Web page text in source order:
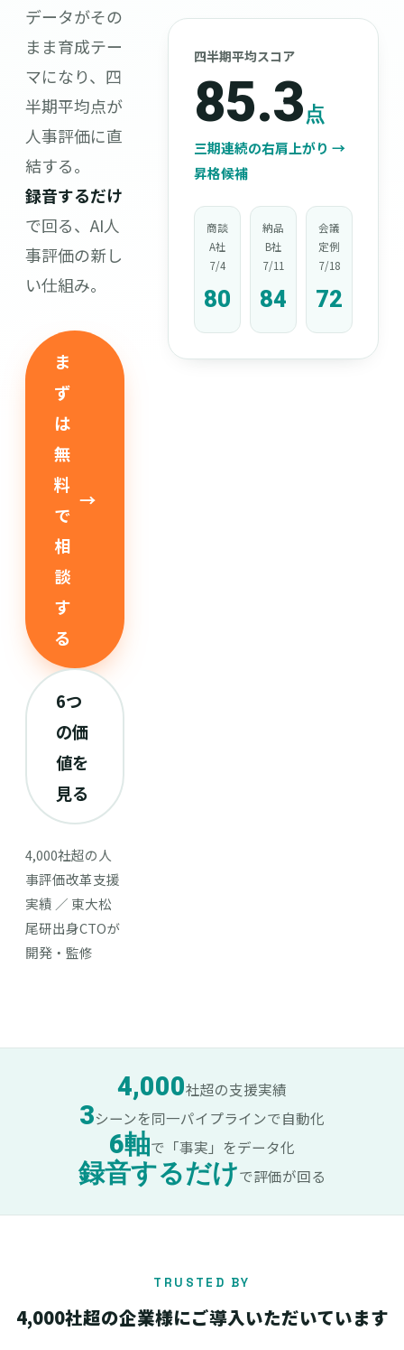
データがその
まま育成テー
マになり、四
半期平均点が
人事評価に直
結する。
録音するだけ
で回る、AI人
事評価の新し
い仕組み。
ま
ず
は
無
料
で
相
談
す
る
→
6つ
の価
値を
見る
4,000社超の人
事評価改革支援
実績 ／ 東大松
尾研出身CTOが
開発・監修
四半期平均スコア
85.3点
三期連続の右肩上がり →
昇格候補
商談
A社
7/4
80
納品
B社
7/11
84
会議
定例
7/18
72
4,000社超の支援実績
3シーンを同一パイプラインで自動化
6軸で「事実」をデータ化
録音するだけで評価が回る
TRUSTED BY
4,000社超の企業様にご導入いただいています